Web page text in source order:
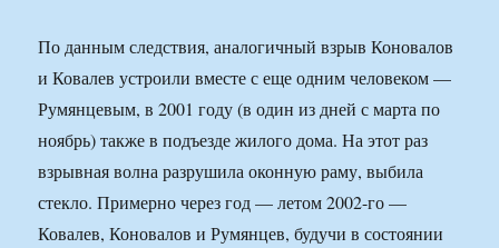
По данным следствия, аналогичный взрыв Коновалов
и Ковалев устроили вместе с еще одним человеком —
Румянцевым, в 2001 году (в один из дней с марта по
ноябрь) также в подъезде жилого дома. На этот раз
взрывная волна разрушила оконную раму, выбила
стекло. Примерно через год — летом 2002-го —
Ковалев, Коновалов и Румянцев, будучи в состоянии